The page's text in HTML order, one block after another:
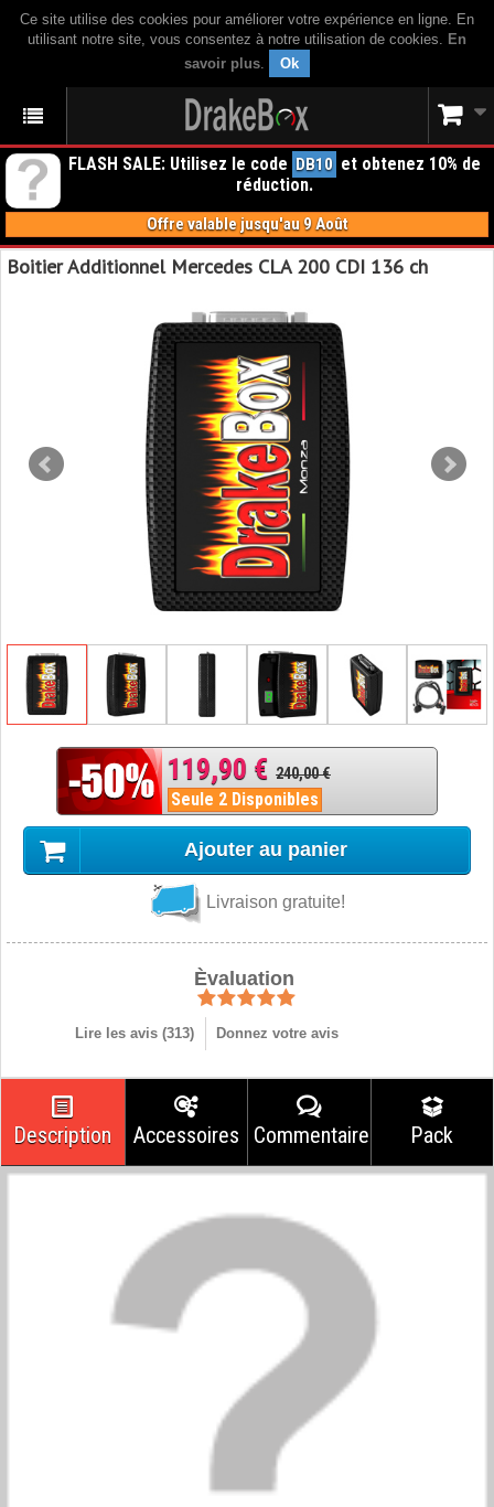
Ce site utilise des cookies pour améliorer votre expérience en ligne. En
utilisant notre site, vous consentez à notre utilisation de cookies. En
savoir plus. Ok
FLASH SALE: Utilisez le code DB10 et obtenez 10% de
réduction.
Offre valable jusqu'au 9 Août
Boitier Additionnel Mercedes CLA 200 CDI 136 ch
119,90 € 240,00 €
Seule 2 Disponibles
Ajouter au panier
Livraison gratuite!
Èvaluation
Lire les avis (313) Donnez votre avis
Description Accessoires Commentaires Pack